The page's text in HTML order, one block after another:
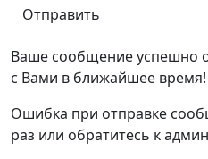
Ваше сообщение успешно
с Вами в ближайшее время!
Ошибка при отправке
раз или обратитесь к